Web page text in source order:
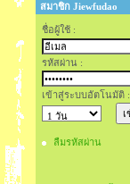
สมาชิก Jiewfudao
ชื่อผู้ใช้ :
รหัสผ่าน :
เข้าสู่ระบบอัตโนมัติ :
ลืมรหัสผ่าน